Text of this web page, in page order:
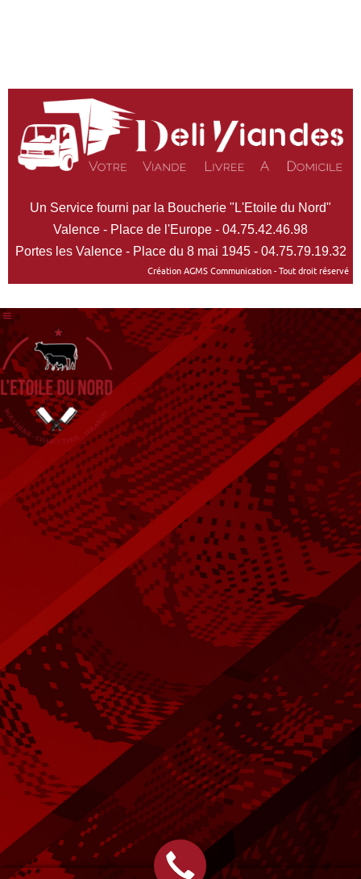
Un Service fourni par la Boucherie "L'Etoile du Nord"
Valence - Place de l'Europe - 04.75.42.46.98
Portes les Valence - Place du 8 mai 1945 - 04.75.79.19.32
Création AGMS Communication - Tout droit réservé